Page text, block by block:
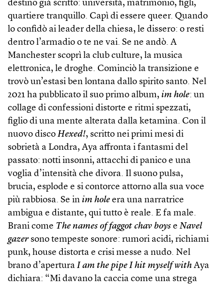
destino già scritto: università, matrimonio, figli,
quartiere tranquillo. Capì di essere queer. Quando
lo confidò ai leader della chiesa, le dissero: o resti
dentro l’armadio o te ne vai. Se ne andò. A
Manchester scoprì la club culture, la musica
elettronica, le droghe. Cominciò la transizione e
trovò un’estasi ben lontana dallo spirito santo. Nel
2021 ha pubblicato il suo primo album, im hole: un
collage di confessioni distorte e ritmi spezzati,
figlio di una mente alterata dalla ketamina. Con il
nuovo disco Hexed!, scritto nei primi mesi di
sobrietà a Londra, Aya affronta i fantasmi del
passato: notti insonni, attacchi di panico e una
voglia d’intensità che divora. Il suono pulsa,
brucia, esplode e si contorce attorno alla sua voce
più rabbiosa. Se in im hole era una narratrice
ambigua e distante, qui tutto è reale. E fa male.
Brani come The names of faggot chav boys e Navel
gazersono tempeste sonore: rumori acidi, richiami
punk, house distorta e crisi messe a nudo. Nel
brano d’apertura I am the pipe I hit myself with Aya
dichiara: “Mi davano la caccia come una strega